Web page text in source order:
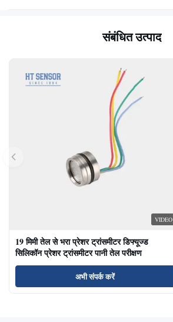
संबंधित उत्पाद
VIDEO
19 मिमी तेल से भरा प्रेशर ट्रांसमीटर डिफ्यूज्ड
सिलिकॉन प्रेशर ट्रांसमीटर पानी तेल परीक्षण
अभी संपर्क करें